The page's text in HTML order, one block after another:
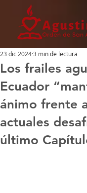
Los frailes
Ecuador
ánimo frente
actuales
último
23 dic 20243 min de lectura